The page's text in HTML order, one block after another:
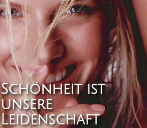
Schönheit ist
unsere
Leidenschaft